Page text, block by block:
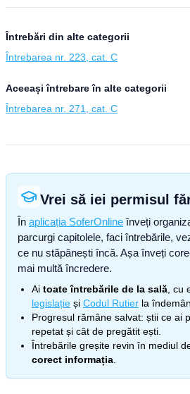
Întrebări din alte categorii
Întrebarea nr. 223, cat. C
Aceeași întrebare în alte categorii
Întrebarea nr. 271, cat. C
Vrei să iei permisul
În aplicația SoferOnline înveți
parcurgi capitolele, faci întrebările,
ce nu stăpânești încă. Așa înveți
mai multă încredere.
Ai toate întrebările de la sală , cu
legislație și Codul Rutier la
Progresul rămâne salvat: știi ce ai
repetat și cât de pregătit ești.
Întrebările greșite revin în mediul
corect informația